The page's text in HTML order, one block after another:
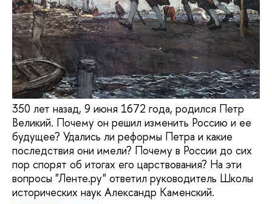
350 лет назад, 9 июня 1672 года, родился Петр
Великий. Почему он решил изменить Россию и ее
будущее? Удались ли реформы Петра и какие
последствия они имели? Почему в России до сих
пор спорят об итогах его царствования? На эти
вопросы "Ленте.ру" ответил руководитель Школы
исторических наук Александр Каменский.